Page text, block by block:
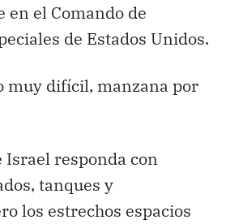
en el Comando de
de Estados Unidos.
muy difícil, manzana por
Israel responda con
tanques y
los estrechos espacios